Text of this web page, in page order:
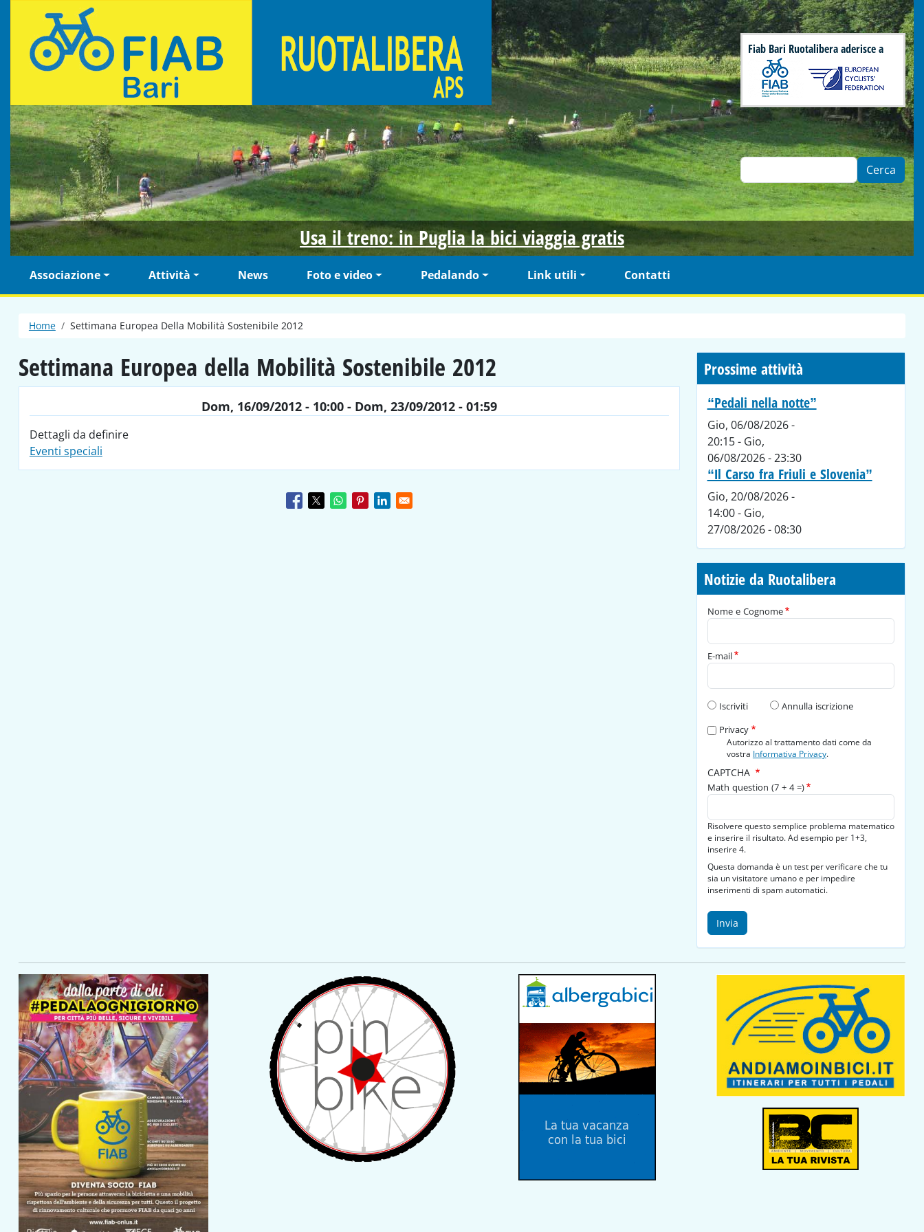
Salta al contenuto principale
Fiab Bari Ruotalibera - Associazione di ciclisti urbani
Fiab Bari Ruotalibera aderisce a
Cerca
Usa il treno: in Puglia la bici viaggia gratis
Associazione Attività News Foto e video Pedalando Link utili Contatti
Briciole di pane
Home Settimana Europea Della Mobilità Sostenibile 2012
Settimana Europea della Mobilità Sostenibile 2012
Dom, 16/09/2012 - 10:00- Dom, 23/09/2012 - 01:59
Dettagli da definire
Eventi speciali
Prossime attività
“Pedali nella notte”
Gio, 06/08/2026 -
20:15- Gio,
06/08/2026 - 23:30
“Il Carso fra Friuli e Slovenia”
Gio, 20/08/2026 -
14:00- Gio,
27/08/2026 - 08:30
Notizie da Ruotalibera
Nome e Cognome
E-mail
Tipo di richiesta
Iscriviti
Annulla iscrizione
Privacy
Autorizzo al trattamento dati come da
vostra Informativa Privacy.
CAPTCHA
Math question (7 + 4 =)
Risolvere questo semplice problema matematico
e inserire il risultato. Ad esempio per 1+3,
inserire 4.
Questa domanda è un test per verificare che tu
sia un visitatore umano e per impedire
inserimenti di spam automatici.